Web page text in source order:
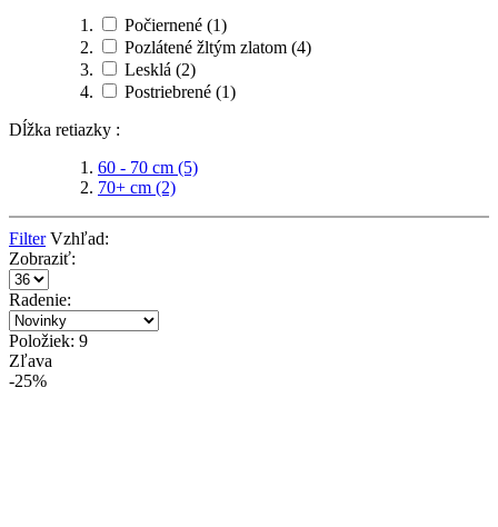
Počiernené (1)
Pozlátené žltým zlatom (4)
Lesklá (2)
Postriebrené (1)
Dĺžka retiazky :
60 - 70 cm (5)
70+ cm (2)
Filter Vzhľad:
Zobraziť:
Radenie:
Položiek: 9
Zľava
-25%